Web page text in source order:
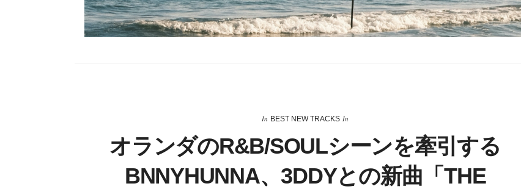
In BEST NEW TRACKS In
オランダのR&B/SOULシーンを牽引する
BNNYHUNNA、3DDYとの新曲「THE